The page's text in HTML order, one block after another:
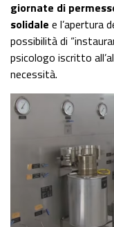
giornate di
solidale e l’apertura
possibilità di
psicologo iscritto
necessità.